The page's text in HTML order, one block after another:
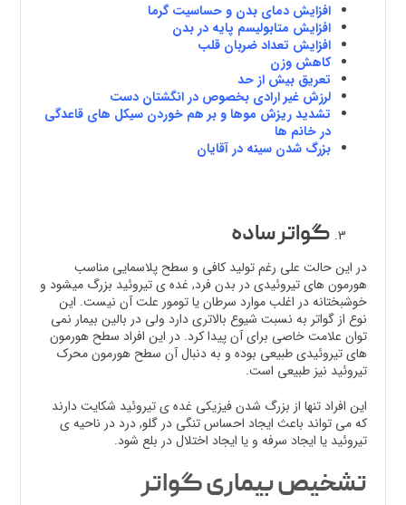
افزایش دمای بدن و حساسیت گرما
افزایش متابولیسم پایه در بدن
افزایش تعداد ضربان قلب
کاهش وزن
تعریق بیش از حد
لرزش غیر ارادی بخصوص در انگشتان دست
تشدید ریزش موها و بر هم خوردن سیکل های قاعدگی
در خانم ها
بزرگ شدن سینه در آقایان
گواترساده
در این حالت علی رغم تولید کافی و سطح پلاسمایی مناسب
هورمون های تیروئیدی در بدن فرد, غده ی تیروئید بزرگ میشود و
خوشبختانه در اغلب موارد سرطان یا تومور علت آن نیست. این
نوع از گواتر به نسبت شیوع بالاتری دارد ولی در بالین بیمار نمی
توان علامت خاصی برای آن پیدا کرد. در این افراد سطح هورمون
های تیروئیدی طبیعی بوده و به دنبال آن سطح هورمون محرک
تیروئید نیز طبیعی است.
این افراد تنها از بزرگ شدن فیزیکی غده ی تیروئید شکایت دارند
که می تواند باعث ایجاد احساس تنگی در گلو, درد در ناحیه ی
تیروئید یا ایجاد سرفه و یا ایجاد اختلال در بلع شود.
تشخیص بیماری گواتر